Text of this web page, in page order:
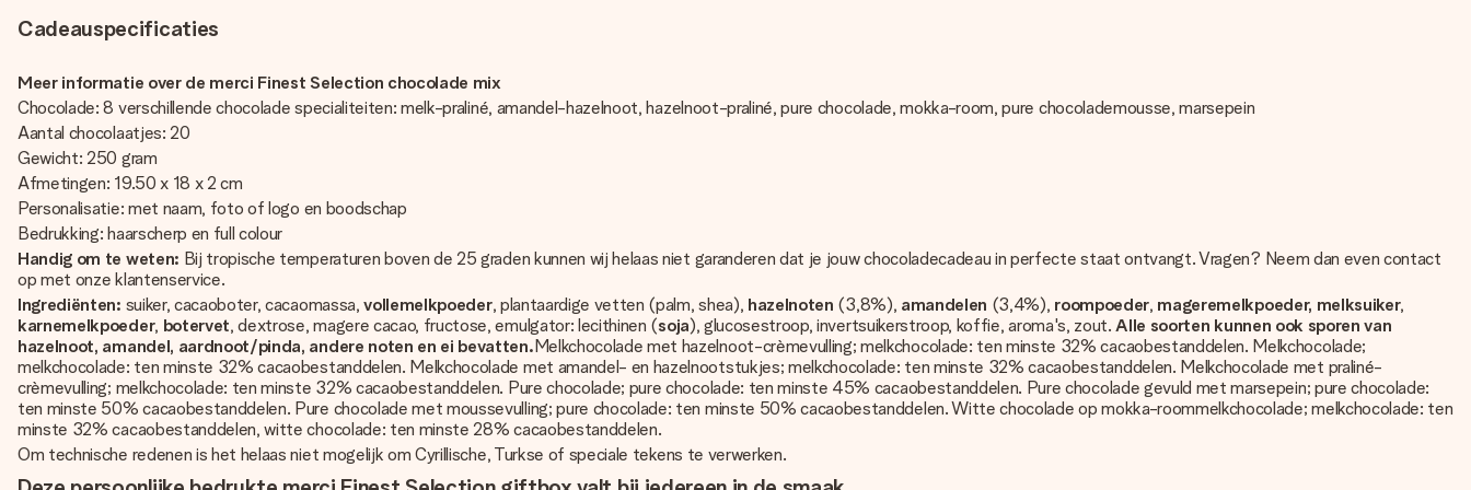
Cadeauspecificaties
Meer informatie over de merci Finest Selection chocolade mix
Chocolade: 8 verschillende chocolade specialiteiten: melk-praliné, amandel-hazelnoot, hazelnoot-praliné, pure chocolade, mokka-room, pure chocolademousse, marsepein
Aantal chocolaatjes: 20
Gewicht: 250 gram
Afmetingen: 19.50 x 18 x 2 cm
Personalisatie: met naam, foto of logo en boodschap
Bedrukking: haarscherp en full colour
Handig om te weten: Bij tropische temperaturen boven de 25 graden kunnen wij helaas niet garanderen dat je jouw chocoladecadeau in perfecte staat ontvangt. Vragen? Neem dan even contact
op met onze klantenservice.
Ingrediënten: suiker, cacaoboter, cacaomassa,vollemelkpoeder, plantaardige vetten (palm, shea), hazelnoten (3,8%), amandelen (3,4%), roompoeder, mageremelkpoeder, melksuiker,
karnemelkpoeder, botervet, dextrose, magere cacao, fructose, emulgator: lecithinen (soja), glucosestroop, invertsuikerstroop, koffie, aroma's, zout.Alle soorten kunnen ook sporen van
hazelnoot, amandel, aardnoot/pinda, andere noten en ei bevatten.Melkchocolade met hazelnoot-crèmevulling; melkchocolade: ten minste 32% cacaobestanddelen. Melkchocolade;
melkchocolade: ten minste 32% cacaobestanddelen. Melkchocolade met amandel- en hazelnootstukjes; melkchocolade: ten minste 32% cacaobestanddelen. Melkchocolade met praliné-
crèmevulling; melkchocolade: ten minste 32% cacaobestanddelen. Pure chocolade; pure chocolade: ten minste 45% cacaobestanddelen. Pure chocolade gevuld met marsepein; pure chocolade:
ten minste 50% cacaobestanddelen. Pure chocolade met moussevulling; pure chocolade: ten minste 50% cacaobestanddelen. Witte chocolade op mokka-roommelkchocolade; melkchocolade: ten
minste 32% cacaobestanddelen, witte chocolade: ten minste 28% cacaobestanddelen.
Om technische redenen is het helaas niet mogelijk om Cyrillische, Turkse of speciale tekens te verwerken.